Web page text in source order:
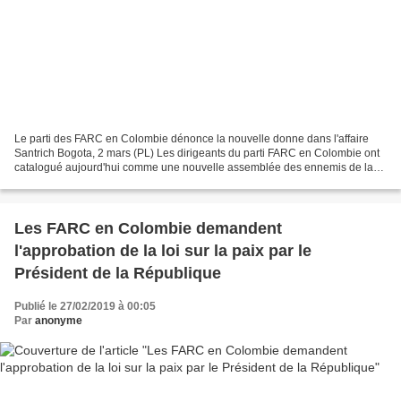
Le parti des FARC en Colombie dénonce la nouvelle donne dans l'affaire
Santrich Bogota, 2 mars (PL) Les dirigeants du parti FARC en Colombie ont
catalogué aujourd'hui comme une nouvelle assemblée des ennemis de la
Les FARC en Colombie demandent
l'approbation de la loi sur la paix par le
Président de la République
Publié le 27/02/2019 à 00:05
Par anonyme